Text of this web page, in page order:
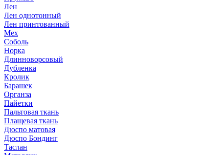
Лен
Лен однотонный
Лен принтованный
Мех
Соболь
Норка
Длинноворсовый
Дубленка
Кролик
Барашек
Органза
Пайетки
Пальтовая ткань
Плащевая ткань
Дюспо матовая
Дюспо Бондинг
Таслан